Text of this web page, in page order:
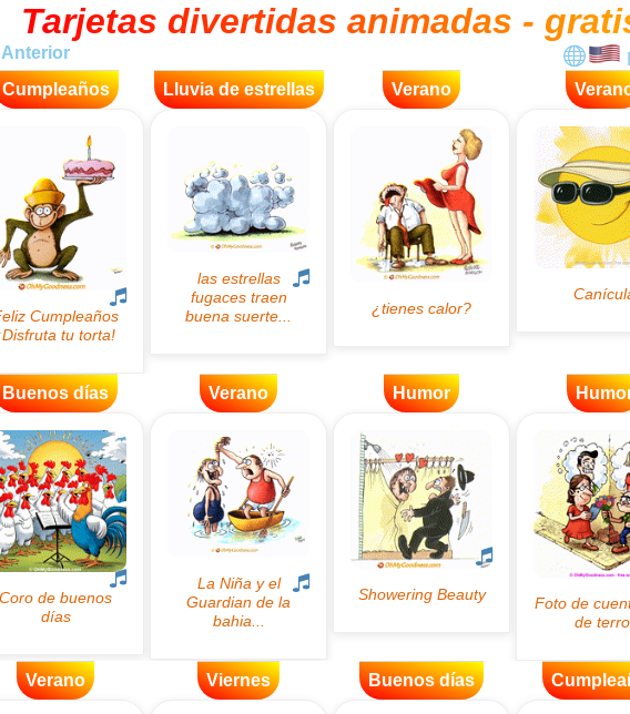
Tarjetas divertidas animadas -
Anterior
Cumpleaños
Lluvia de estrellas Verano
Buenos días Verano Humor
Verano Viernes Buenos días